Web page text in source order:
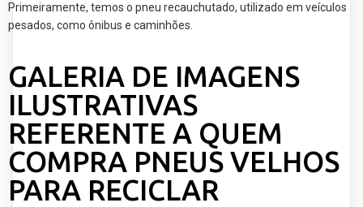
Primeiramente, temos o pneu recauchutado, utilizado em veículos
pesados, como ônibus e caminhões.
GALERIA DE IMAGENS
ILUSTRATIVAS
REFERENTE A QUEM
COMPRA PNEUS VELHOS
PARA RECICLAR